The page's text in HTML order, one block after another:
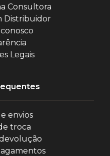
Consultora
Distribuidor
Legais
envios
troca